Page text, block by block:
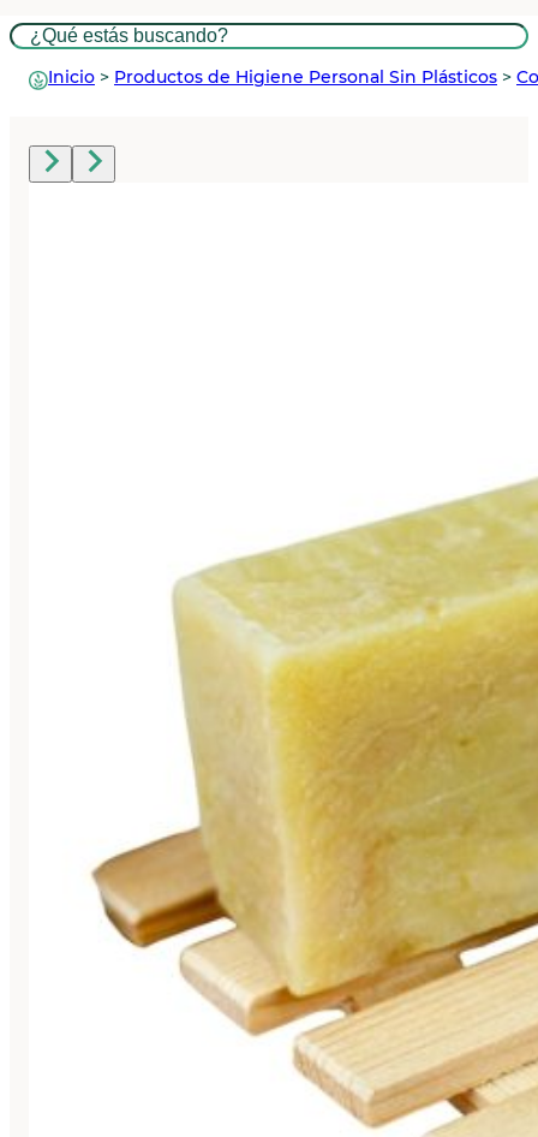
Buscar
Inicio > Productos de Higiene Personal Sin Plásticos >